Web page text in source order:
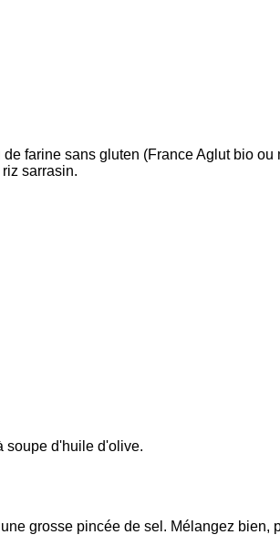
farine sans gluten (France Aglut bio
sarrasin.
soupe d'huile d'olive.
grosse pincée de sel. Mélangez